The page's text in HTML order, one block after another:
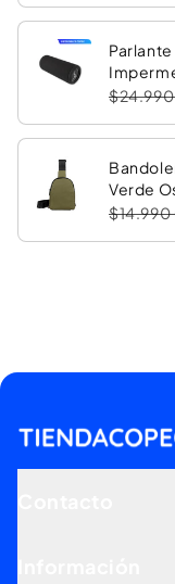
Luz LED
$24.990
Verde
$14.990